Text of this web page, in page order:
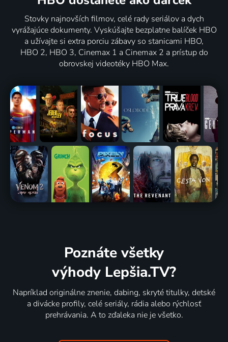
Stovky najnovších filmov, celé rady seriálov a dych
vyrážajúce dokumenty. Vyskúšajte bezplatne balíček HBO
a užívajte si extra porciu zábavy so stanicami HBO,
HBO 2, HBO 3, Cinemax 1 a Cinemax 2 a prístup do
obrovskej videotéky HBO Max.
Poznáte všetky
výhody Lepšia.TV?
Napríklad originálne znenie, dabing, skryté titulky, detské
a divácke profily, celé seriály, rádia alebo rýchlosť
prehrávania. A to zďaleka nie je všetko.